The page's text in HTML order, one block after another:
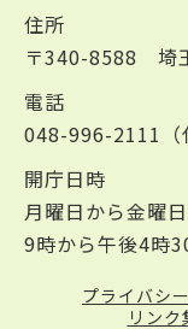
住所
〒340-8588 埼
電話
048-996-2111（
開庁日時
月曜日から金曜
9時から午後4時
プライバシ
リンク